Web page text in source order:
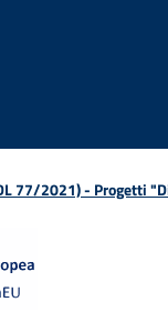
77/2021) - Progetti